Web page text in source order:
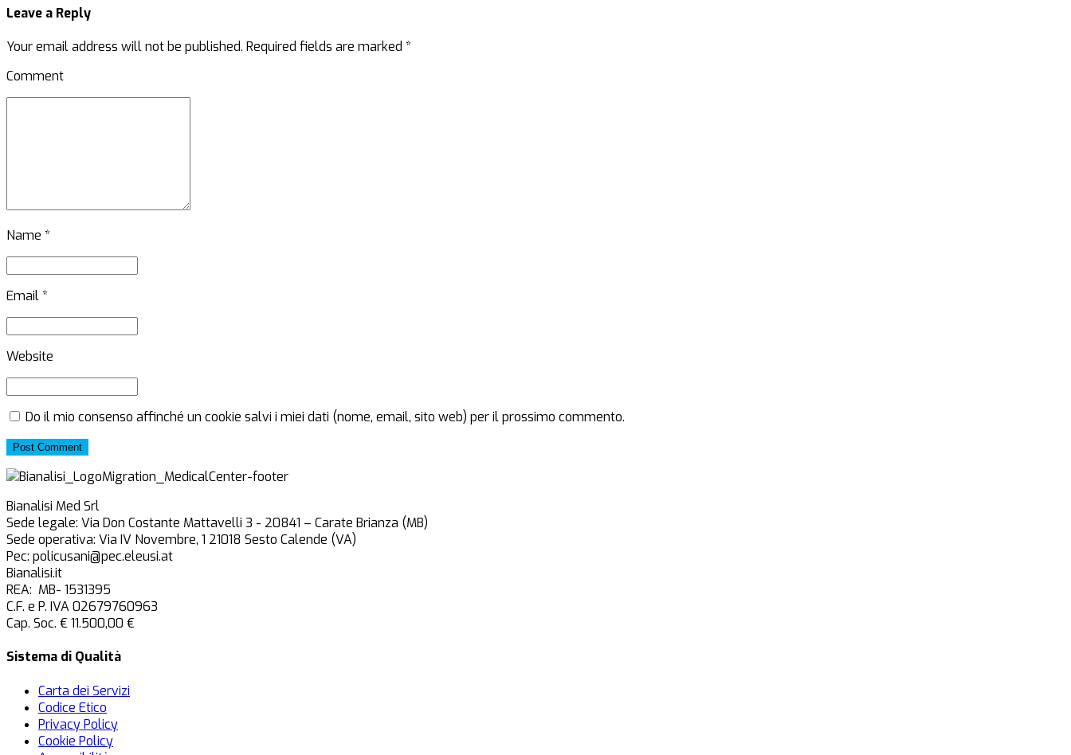
Leave a Reply
Your email address will not be published. Required fields are marked *
Comment
Name *
Email *
Website
Do il mio consenso affinché un cookie salvi i miei dati (nome, email, sito web) per il prossimo commento.
Post Comment
Bianalisi Med Srl
Sede legale: Via Don Costante Mattavelli 3 - 20841 – Carate Brianza (MB)
Sede operativa: Via IV Novembre, 1 21018 Sesto Calende (VA)
Pec: policusani@pec.eleusi.at
Bianalisi.it
REA: MB- 1531395
C.F. e P. IVA 02679760963
Cap. Soc. € 11.500,00 €
Sistema di Qualità
Carta dei Servizi
Codice Etico
Privacy Policy
Cookie Policy